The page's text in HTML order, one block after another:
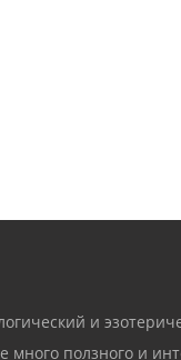
и
много ползного и